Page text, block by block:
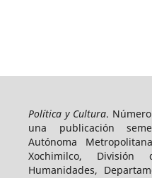
Política y Cultura.
una publicación
Autónoma
Xochimilco,
Humanidades,